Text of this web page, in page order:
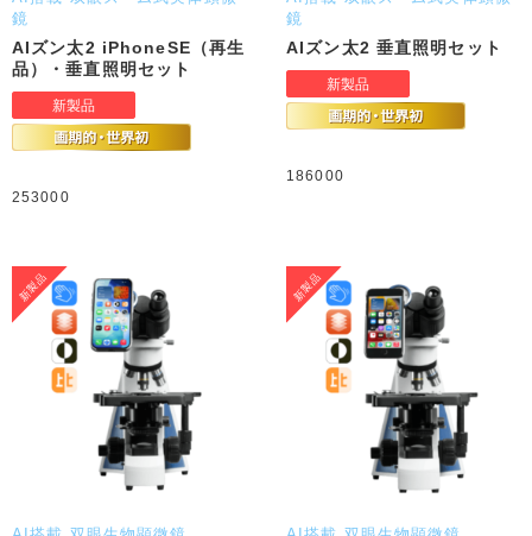
鏡
AIズン太2 iPhoneSE（再生
品）・垂直照明セット
253000
鏡
AIズン太2 垂直照明セット
186000